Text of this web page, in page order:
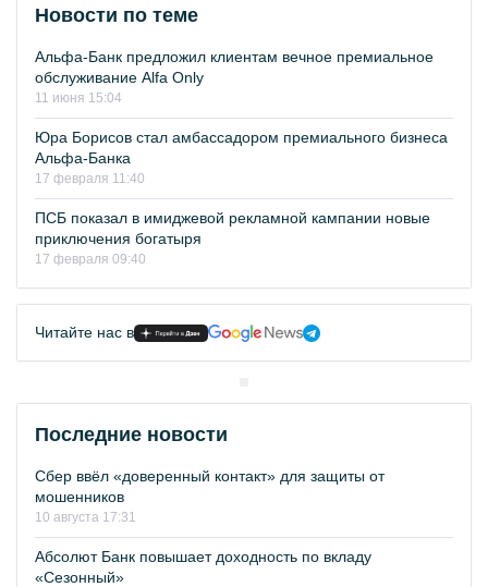
Новости по теме
Альфа-Банк предложил клиентам вечное премиальное
обслуживание Alfa Only
11 июня 15:04
Юра Борисов стал амбассадором премиального бизнеса
Альфа-Банка
17 февраля 11:40
ПСБ показал в имиджевой рекламной кампании новые
приключения богатыря
17 февраля 09:40
Читайте нас в
Последние новости
Сбер ввёл «доверенный контакт» для защиты от
мошенников
10 августа 17:31
Абсолют Банк повышает доходность по вкладу
«Сезонный»